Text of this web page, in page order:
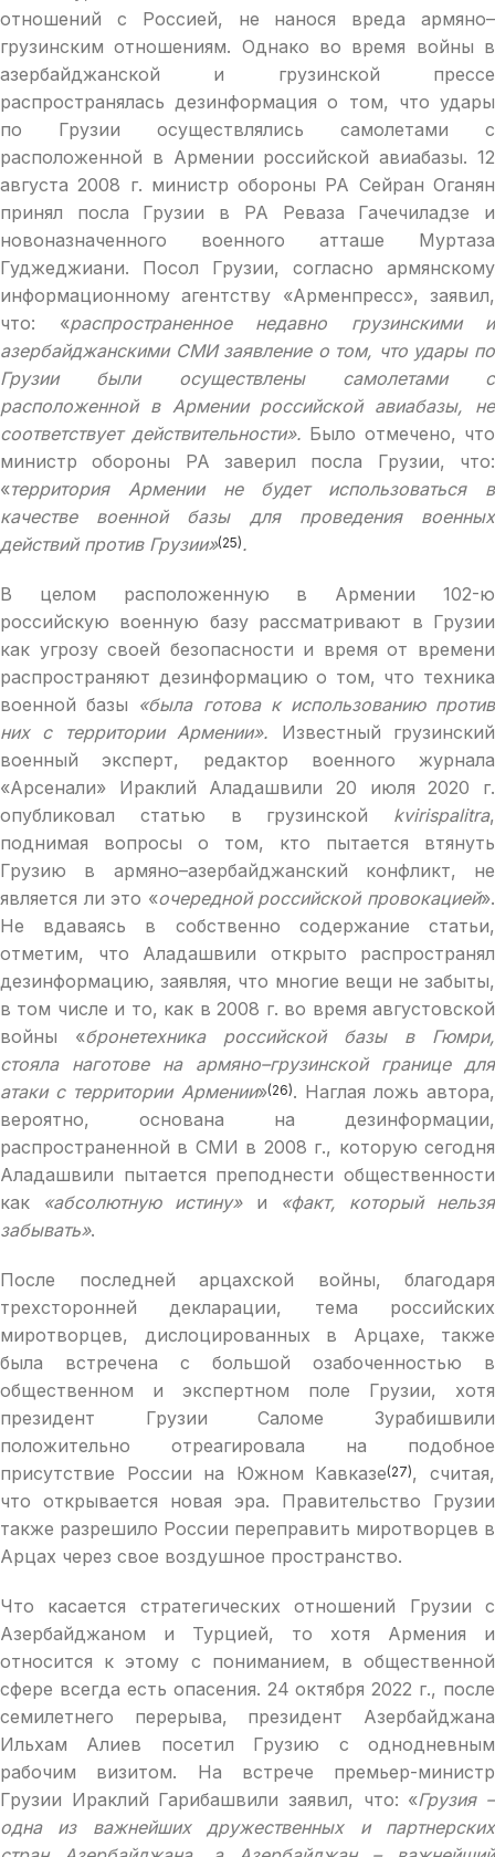
отношений с Россией, не нанося вреда армяно–
грузинским отношениям. Однако во время войны в
азербайджанской и грузинской прессе
распространялась дезинформация о том, что удары
по Грузии осуществлялись самолетами с
расположенной в Армении российской авиабазы. 12
августа 2008 г. министр обороны РА Сейран Оганян
принял посла Грузии в РА Реваза Гачечиладзе и
новоназначенного военного атташе Муртаза
Гуджеджиани. Посол Грузии, согласно армянскому
информационному агентству «Арменпресс», заявил,
что: «распространенное недавно грузинскими и
азербайджанскими СМИ заявление о том, что удары по
Грузии были осуществлены самолетами с
расположенной в Армении российской авиабазы, не
соответствует действительности». Было отмечено, что
министр обороны РА заверил посла Грузии, что:
«территория Армении не будет использоваться в
качестве военной базы для проведения военных
действий против Грузии»(25).
В целом расположенную в Армении 102-ю
российскую военную базу рассматривают в Грузии
как угрозу своей безопасности и время от времени
распространяют дезинформацию о том, что техника
военной базы «была готова к использованию против
них с территории Армении». Известный грузинский
военный эксперт, редактор военного журнала
«Арсенали» Ираклий Аладашвили 20 июля 2020 г.
опубликовал статью в грузинской kvirispalitra,
поднимая вопросы о том, кто пытается втянуть
Грузию в армяно–азербайджанский конфликт, не
является ли это «очередной российской провокацией».
Не вдаваясь в собственно содержание статьи,
отметим, что Аладашвили открыто распространял
дезинформацию, заявляя, что многие вещи не забыты,
в том числе и то, как в 2008 г. во время августовской
войны «бронетехника российской базы в Гюмри,
стояла наготове на армяно–грузинской границе для
атаки с территории Армении»(26). Наглая ложь автора,
вероятно, основана на дезинформации,
распространенной в СМИ в 2008 г., которую сегодня
Аладашвили пытается преподнести общественности
как «абсолютную истину»и
«факт, который нельзя
забывать».
После последней арцахской войны, благодаря
трехсторонней декларации, тема российских
миротворцев, дислоцированных в Арцахе, также
была встречена с большой озабоченностью в
общественном и экспертном поле Грузии, хотя
президент Грузии Саломе Зурабишвили
положительно отреагировала на подобное
присутствие России на Южном Кавказе(27), считая,
что открывается новая эра. Правительство Грузии
также разрешило России переправить миротворцев в
Арцах через свое воздушное пространство.
Что касается стратегических отношений Грузии с
Азербайджаном и Турцией, то хотя Армения и
относится к этому с пониманием, в общественной
сфере всегда есть опасения. 24 октября 2022 г., после
семилетнего перерыва, президент Азербайджана
Ильхам Алиев посетил Грузию с однодневным
рабочим визитом. На встрече премьер-министр
Грузии Ираклий Гарибашвили заявил, что: «Грузия –
одна из важнейших дружественных и партнерских